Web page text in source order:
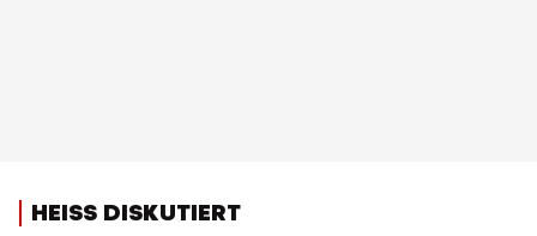
HEISS DISKUTIERT